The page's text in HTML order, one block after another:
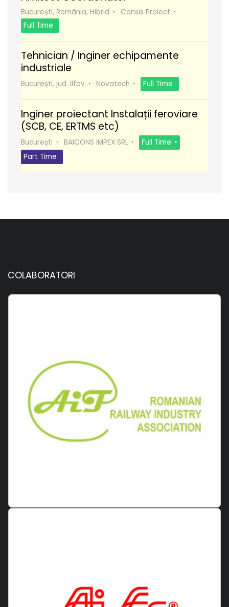
București, România, Hibrid
Consis Proiect
Full Time
Tehnician / Inginer echipamente
industriale
București, jud. Ilfov Novatech Full Time
Inginer proiectant Instalații feroviare
(SCB, CE, ERTMS etc)
București BAICONS IMPEX SRL
Full Time
Part Time
COLABORATORI